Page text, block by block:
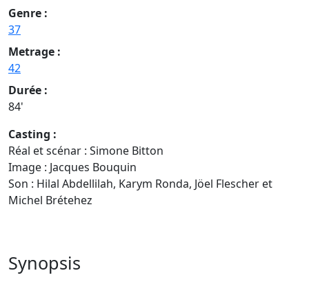
Genre :
37
Metrage :
42
Durée :
84'
Casting :
Réal et scénar : Simone Bitton
Image : Jacques Bouquin
Son : Hilal Abdellilah, Karym Ronda, Jöel Flescher et
Michel Brétehez
Synopsis